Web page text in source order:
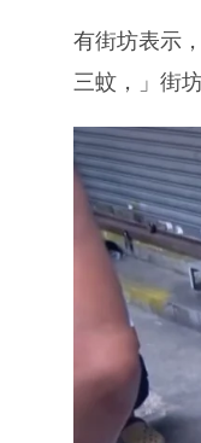
有街坊表示
三蚊，」街